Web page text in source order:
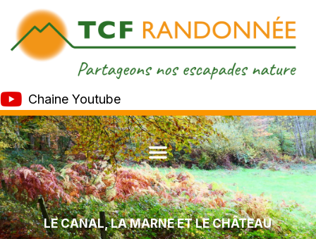
Chaine Youtube
LE CANAL, LA MARNE ET LE CHÂTEAU